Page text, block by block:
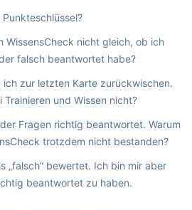
WissensCheck nicht gleich, ob ich
falsch beantwortet habe?
ich zur letzten Karte zurückwischen.
und Wissen nicht?
Fragen richtig beantwortet. Warum
trotzdem nicht bestanden?
„falsch” bewertet. Ich bin mir aber
beantwortet zu haben.